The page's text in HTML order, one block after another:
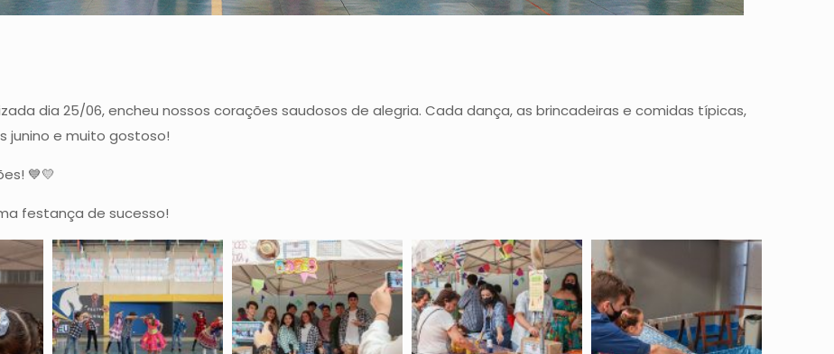
dia 25/06, encheu nossos corações saudosos de alegria. Cada dança, as brincadeiras e comidas típicas,
junino e muito gostoso!
💙💛
festança de sucesso!